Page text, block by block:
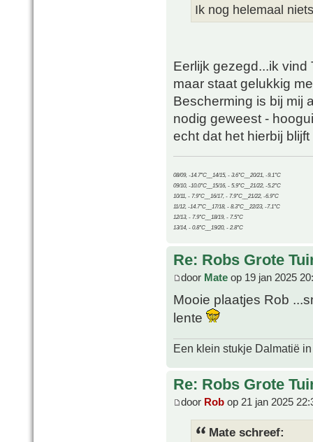
Ik nog helemaal
Eerlijk gezegd...ik vind
maar staat gelukkig
Bescherming is bij mij
nodig geweest -
echt dat het hierbij
08/09, -14.7°C__14/15, - 3.6°C__20/21, -9.1°C
09/10, -10.0°C__15/16, - 5.9°C__21/22, -5.2°C
10/11, - 7.9°C__16/17, - 7.9°C__21/22, -6.9°C
11/12, -14.7°C__17/18, - 8.3°C__22/23, -7.1°C
12/13, - 7.9°C__18/19, - 7.5°C
13/14, - 0.8°C__19/20, - 2.8°C
Re: Robs Grote
door Mate op 19 jan 2025
Mooie plaatjes Rob
lente
Een klein stukje Dalmatië
Re: Robs Grote
door Rob op 21 jan 2025
Mate schreef: